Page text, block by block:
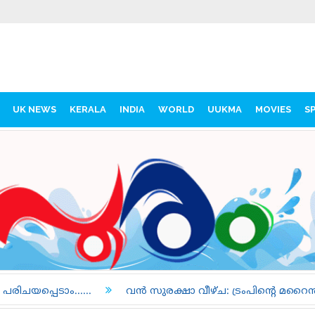
UK NEWS KERALA INDIA WORLD UUKMA MOVIES
വൻ സുരക്ഷാ വീഴ്ച: ട്രംപിന്റെ മറൈൻ വണ്ണും